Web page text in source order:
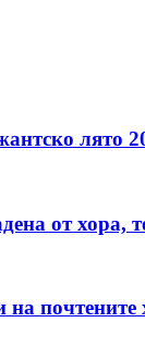
лято
от хора,
почтените